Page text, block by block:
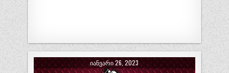
ᲘᲐᲜᲕᲐᲠᲘ 26, 2023